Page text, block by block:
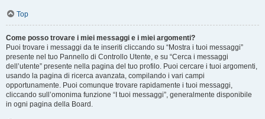
Top
Come posso trovare i miei messaggi e i miei argomenti?
Puoi trovare i messaggi da te inseriti cliccando su “Mostra i tuoi messaggi”
presente nel tuo Pannello di Controllo Utente, e su “Cerca i messaggi
dell’utente” presente nella pagina del tuo profilo. Puoi cercare i tuoi argomenti,
usando la pagina di ricerca avanzata, compilando i vari campi
opportunamente. Puoi comunque trovare rapidamente i tuoi messaggi,
cliccando sull’omonima funzione “I tuoi messaggi”, generalmente disponibile
in ogni pagina della Board.